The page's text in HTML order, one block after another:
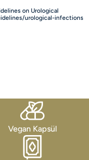
on Urological
urological-infections
Vegan Kapsül